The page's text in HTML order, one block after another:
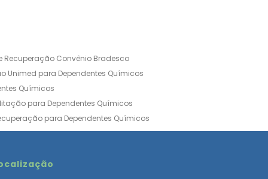
Recuperação Convênio Bradesco
Unimed para Dependentes Químicos
Químicos
para Dependentes Químicos
para Dependentes Químicos
Convênio Médico SulAmérica
de Recuperação Alcoolismo